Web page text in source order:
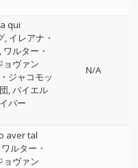
qui
イレアナ・
ワルター・
ョヴァン
ジャコモッ
バイエル
バー
N/A
aver tal
ワルター・
ョヴァン